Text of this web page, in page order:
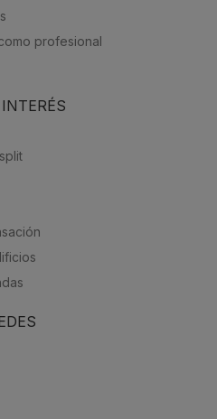
profesional